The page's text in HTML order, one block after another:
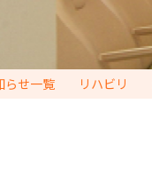
らせ一覧 リハビリ